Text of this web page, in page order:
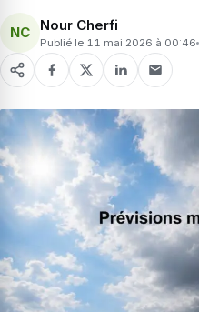
NC Nour Cherfi
Publié le 11 mai 2026 à 00:46